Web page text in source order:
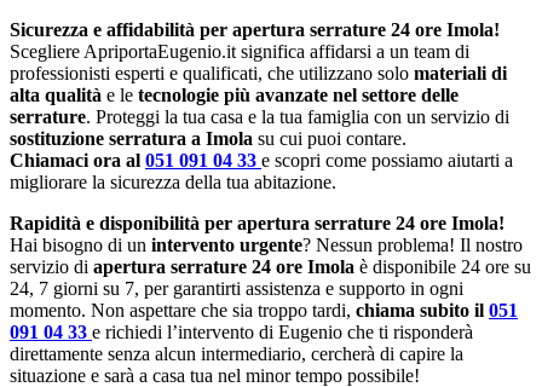
Sicurezza e affidabilità per apertura serrature 24 ore Imola!
Scegliere ApriportaEugenio.it significa affidarsi a un team di
professionisti esperti e qualificati, che utilizzano solo materiali di
alta qualità e le tecnologie più avanzate nel settore delle
serrature. Proteggi la tua casa e la tua famiglia con un servizio di
sostituzione serratura a Imola su cui puoi contare.
Chiamaci ora al 051 091 04 33 e scopri come possiamo aiutarti a
migliorare la sicurezza della tua abitazione.
Rapidità e disponibilità per apertura serrature 24 ore Imola!
Hai bisogno di un intervento urgente? Nessun problema! Il nostro
servizio di apertura serrature 24 ore Imola è disponibile 24 ore su
24, 7 giorni su 7, per garantirti assistenza e supporto in ogni
momento. Non aspettare che sia troppo tardi, chiama subito il 051
091 04 33 e richiedi l’intervento di Eugenio che ti risponderà
direttamente senza alcun intermediario, cercherà di capire la
situazione e sarà a casa tua nel minor tempo possibile!